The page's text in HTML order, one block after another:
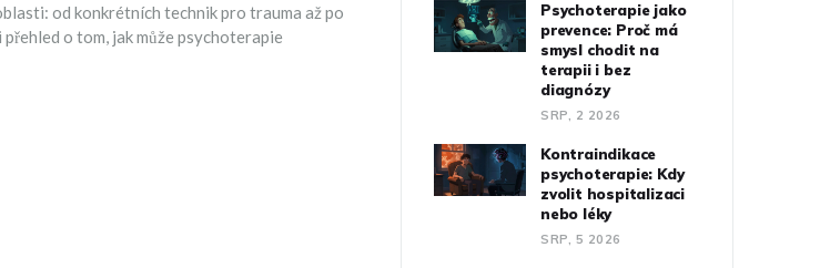
od konkrétních technik pro trauma až po
o tom, jak může psychoterapie
Psychoterapie jako
prevence: Proč má
smysl chodit na
terapii i bez
diagnózy
SRP, 2 2026
Kontraindikace
psychoterapie: Kdy
zvolit hospitalizaci
nebo léky
SRP, 5 2026